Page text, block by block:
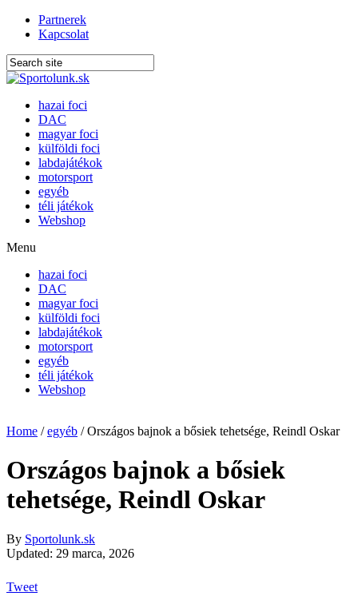
Partnerek
Kapcsolat
hazai foci
DAC
magyar foci
külföldi foci
labdajátékok
motorsport
egyéb
téli játékok
Webshop
Menu
hazai foci
DAC
magyar foci
külföldi foci
labdajátékok
motorsport
egyéb
téli játékok
Webshop
Home /egyéb /Országos bajnok a bősiek tehetsége, Reindl Oskar
Országos bajnok a bősiek
tehetsége, Reindl Oskar
By Sportolunk.sk
Updated: 29 marca, 2026
Tweet